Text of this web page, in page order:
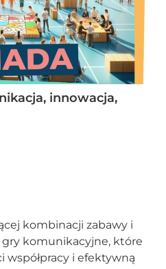
innowacja,
kombinacji zabawy i
komunikacyjne, które
i efektywną